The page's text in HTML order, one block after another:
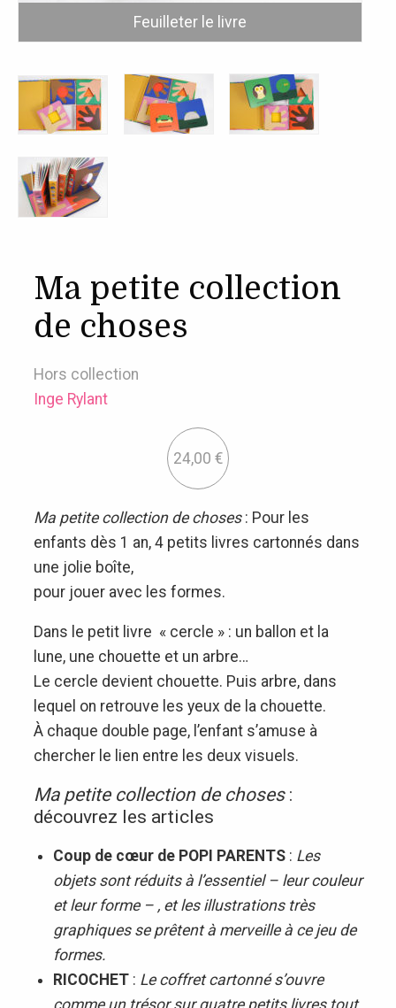
Ma petite collection
de choses
Hors collection
Inge Rylant
24,00 €
Ma petite collection de choses: Pour les
enfants dès 1 an, 4 petits livres cartonnés dans
une jolie boîte,
pour jouer avec les formes.
Dans le petit livre « cercle » : un ballon et la
lune, une chouette et un arbre…
Le cercle devient chouette. Puis arbre, dans
lequel on retrouve les yeux de la chouette.
À chaque double page, l’enfant s’amuse à
chercher le lien entre les deux visuels.
Ma petite collection de choses:
découvrez les articles
Coup de cœur de POPI PARENTS: Les
objets sont réduits à l’essentiel – leur couleur
et leur forme – , et les illustrations très
graphiques se prêtent à merveille à ce jeu de
formes.
RICOCHET: Le coffret cartonné s’ouvre